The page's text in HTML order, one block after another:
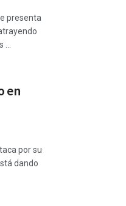
presenta
...
en
por su
dando